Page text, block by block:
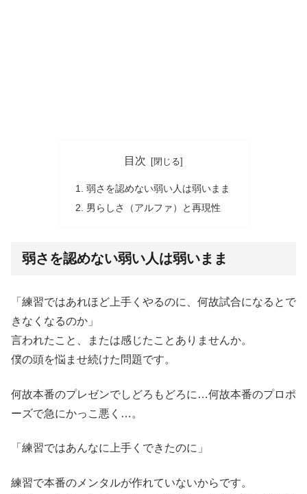
目次
弱さを認めない弱い人は弱いまま
男らしさ（アルファ）と再現性
弱さを認めない弱い人は弱いまま
「練習ではあれほど上手くやるのに、何故試合になるとで
きなくなるのか」
言われたこと、または感じたことありませんか。
僕の頭を悩ませ続けた問題です。
何故本番のプレゼンでしどろもどろに…何故本番のプロポ
ーズで急にかっこ悪く…。
「練習ではあんなに上手くできたのに」
練習で本番のメンタルが作れていないからです。